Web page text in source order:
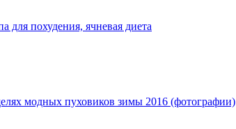
для похудения, ячневая диета
модных пуховиков зимы 2016 (фотографии)